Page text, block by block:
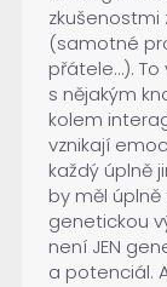
(samotné
přátele…).
s nějakým
kolem
vznikají
každý úplně
by měl
genetickou
není JEN
a potenciál.